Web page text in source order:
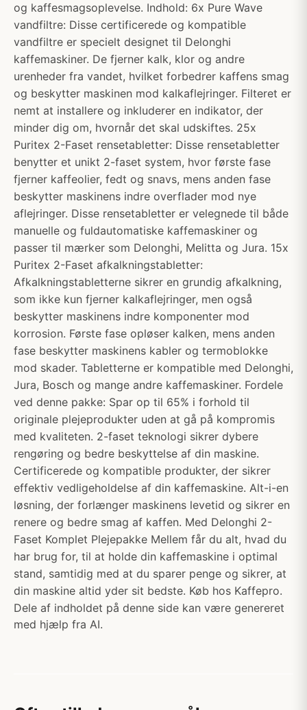
og kaffesmagsoplevelse. Indhold: 6x Pure Wave
vandfiltre: Disse certificerede og kompatible
vandfiltre er specielt designet til Delonghi
kaffemaskiner. De fjerner kalk, klor og andre
urenheder fra vandet, hvilket forbedrer kaffens smag
og beskytter maskinen mod kalkaflejringer. Filteret er
nemt at installere og inkluderer en indikator, der
minder dig om, hvornår det skal udskiftes. 25x
Puritex 2-Faset rensetabletter: Disse rensetabletter
benytter et unikt 2-faset system, hvor første fase
fjerner kaffeolier, fedt og snavs, mens anden fase
beskytter maskinens indre overflader mod nye
aflejringer. Disse rensetabletter er velegnede til både
manuelle og fuldautomatiske kaffemaskiner og
passer til mærker som Delonghi, Melitta og Jura. 15x
Puritex 2-Faset afkalkningstabletter:
Afkalkningstabletterne sikrer en grundig afkalkning,
som ikke kun fjerner kalkaflejringer, men også
beskytter maskinens indre komponenter mod
korrosion. Første fase opløser kalken, mens anden
fase beskytter maskinens kabler og termoblokke
mod skader. Tabletterne er kompatible med Delonghi,
Jura, Bosch og mange andre kaffemaskiner. Fordele
ved denne pakke: Spar op til 65% i forhold til
originale plejeprodukter uden at gå på kompromis
med kvaliteten. 2-faset teknologi sikrer dybere
rengøring og bedre beskyttelse af din maskine.
Certificerede og kompatible produkter, der sikrer
effektiv vedligeholdelse af din kaffemaskine. Alt-i-en
løsning, der forlænger maskinens levetid og sikrer en
renere og bedre smag af kaffen. Med Delonghi 2-
Faset Komplet Plejepakke Mellem får du alt, hvad du
har brug for, til at holde din kaffemaskine i optimal
stand, samtidig med at du sparer penge og sikrer, at
din maskine altid yder sit bedste. Køb hos Kaffepro.
Dele af indholdet på denne side kan være genereret
med hjælp fra AI.